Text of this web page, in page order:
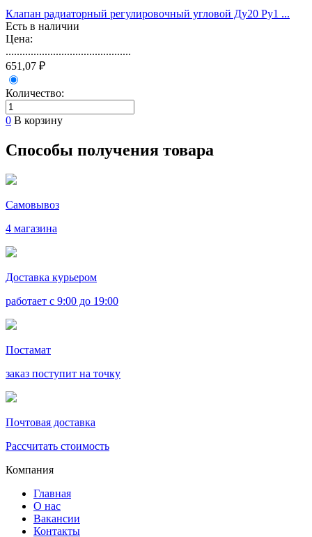
Клапан радиаторный регулировочный угловой Ду20 Ру1 ...
Есть в наличии
Цена:
.............................................
651,07 ₽
Количество:
0 В корзину
Способы получения товара
Самовывоз
4 магазина
Доставка курьером
работает с 9:00 до 19:00
Постамат
заказ поступит на точку
Почтовая доставка
Рассчитать стоимость
Компания
Главная
О нас
Вакансии
Контакты